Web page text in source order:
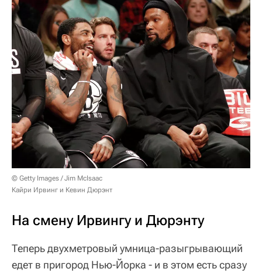
© Getty Images / Jim McIsaac
Кайри Ирвинг и Кевин Дюрэнт
На смену Ирвингу и Дюрэнту
Теперь двухметровый умница-разыгрывающий
едет в пригород Нью-Йорка - и в этом есть сразу